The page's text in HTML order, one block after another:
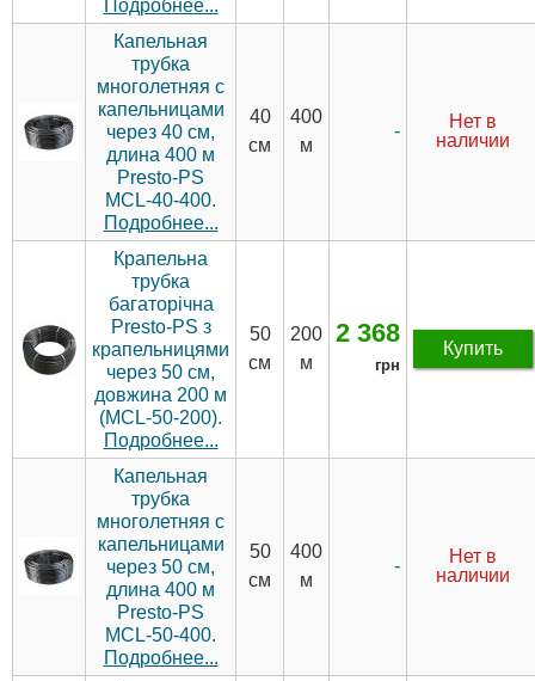
Подробнее...
Капельная
трубка
многолетняя с
капельницами
через 40 см,
длина 400 м
Presto-PS
MCL-40-400.
Подробнее...
40
см
400
м
-
Нет в
наличии
Крапельна
трубка
багаторічна
Presto-PS з
крапельницями
через 50 см,
довжина 200 м
(MCL-50-200).
Подробнее...
50
см
200
м
2 368
грн
Купить
Капельная
трубка
многолетняя с
капельницами
через 50 см,
длина 400 м
Presto-PS
MCL-50-400.
Подробнее...
50
см
400
м
-
Нет в
наличии